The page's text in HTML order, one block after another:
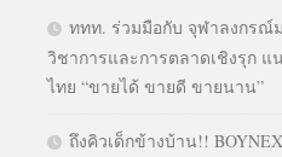
ททท. ร่วมมือกับ จุฬาลงกรณ์
วิชาการและการตลาดเชิงรุก แ
ไทย “ขายได้ ขายดี ขายนาน”
ถึงคิวเด็กข้างบ้าน!!